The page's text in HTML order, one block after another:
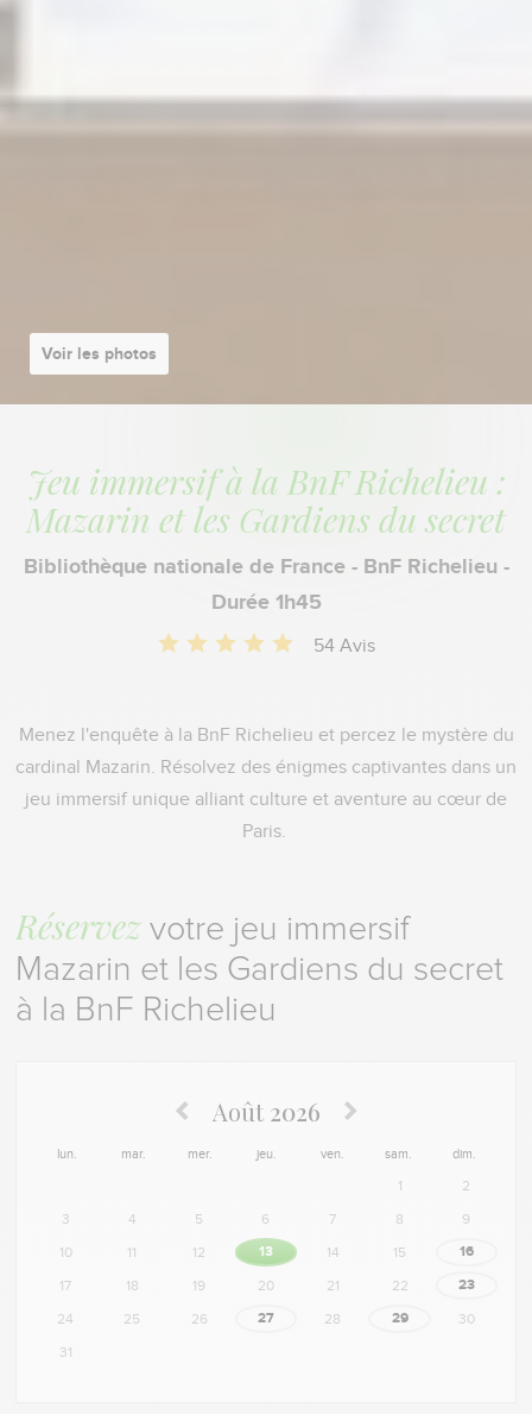
Voir les photos
Jeu immersif à la BnF Richelieu :
Mazarin et les Gardiens du secret
Bibliothèque nationale de France - BnF Richelieu -
Durée 1h45
54 Avis
Menez l'enquête à la BnF Richelieu et percez le mystère du
cardinal Mazarin. Résolvez des énigmes captivantes dans un
jeu immersif unique alliant culture et aventure au cœur de
Paris.
Réservez votre jeu immersif
Mazarin et les Gardiens du secret
à la BnF Richelieu
Août 2026
lun. mar. mer. jeu. ven. sam. dim.
1
2
3
4 5 6 7 8
9
10
11 12 13 14 15 16
17 18 19 20 21 22 23
24 25 26 27 28 29
30
31